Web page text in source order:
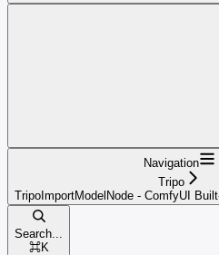
Navigation
Tripo
TripoImportModelNode - ComfyUI
Search...
⌘K